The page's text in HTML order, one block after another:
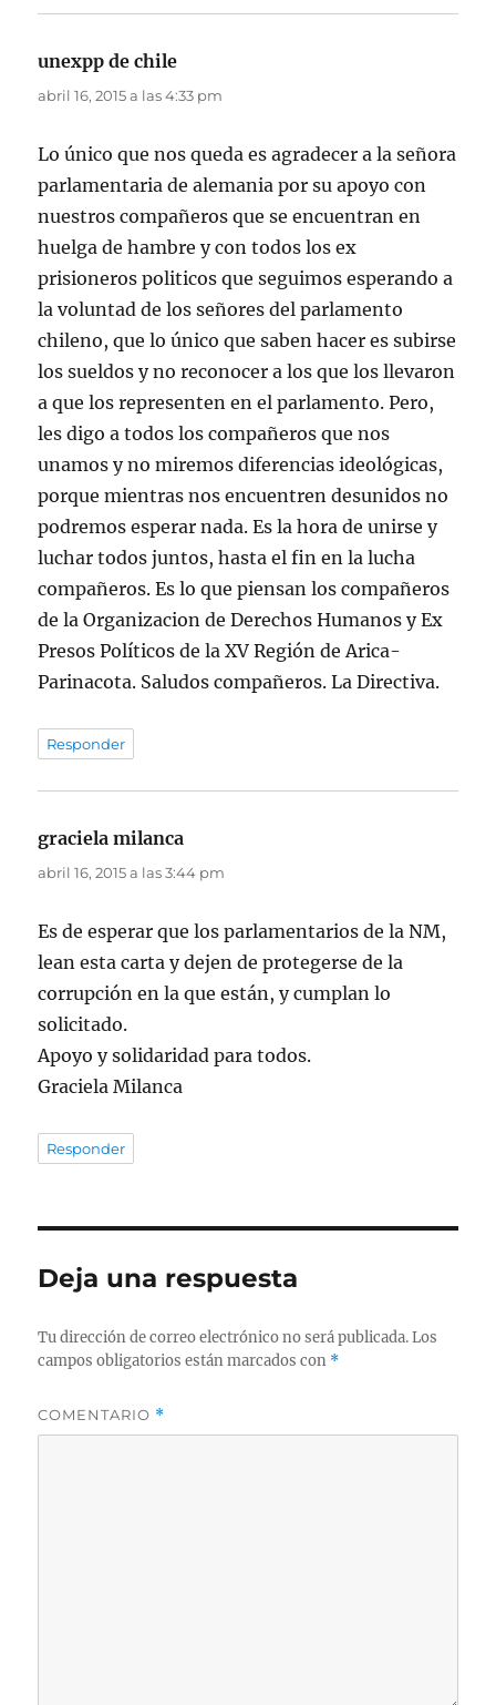
unexpp de chile
abril 16, 2015 a las 4:33 pm
Lo único que nos queda es agradecer a la señora
parlamentaria de alemania por su apoyo con
nuestros compañeros que se encuentran en
huelga de hambre y con todos los ex
prisioneros politicos que seguimos esperando a
la voluntad de los señores del parlamento
chileno, que lo único que saben hacer es subirse
los sueldos y no reconocer a los que los llevaron
a que los representen en el parlamento. Pero,
les digo a todos los compañeros que nos
unamos y no miremos diferencias ideológicas,
porque mientras nos encuentren desunidos no
podremos esperar nada. Es la hora de unirse y
luchar todos juntos, hasta el fin en la lucha
compañeros. Es lo que piensan los compañeros
de la Organizacion de Derechos Humanos y Ex
Presos Políticos de la XV Región de Arica-
Parinacota. Saludos compañeros. La Directiva.
Responder
graciela milanca
abril 16, 2015 a las 3:44 pm
Es de esperar que los parlamentarios de la NM,
lean esta carta y dejen de protegerse de la
corrupción en la que están, y cumplan lo
solicitado.
Apoyo y solidaridad para todos.
Graciela Milanca
Responder
Deja una respuesta
Tu dirección de correo electrónico no será publicada. Los
campos obligatorios están marcados con *
COMENTARIO *